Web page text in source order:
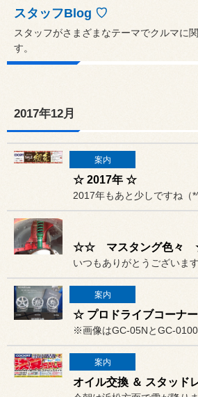
スタッフBlog ♡
スタッフがさまざまなテーマでクルマに
す。
2017年12月
案内
☆ 2017年 ☆
2017年もあと少しですね（
☆☆ マスタング色
案内
案内